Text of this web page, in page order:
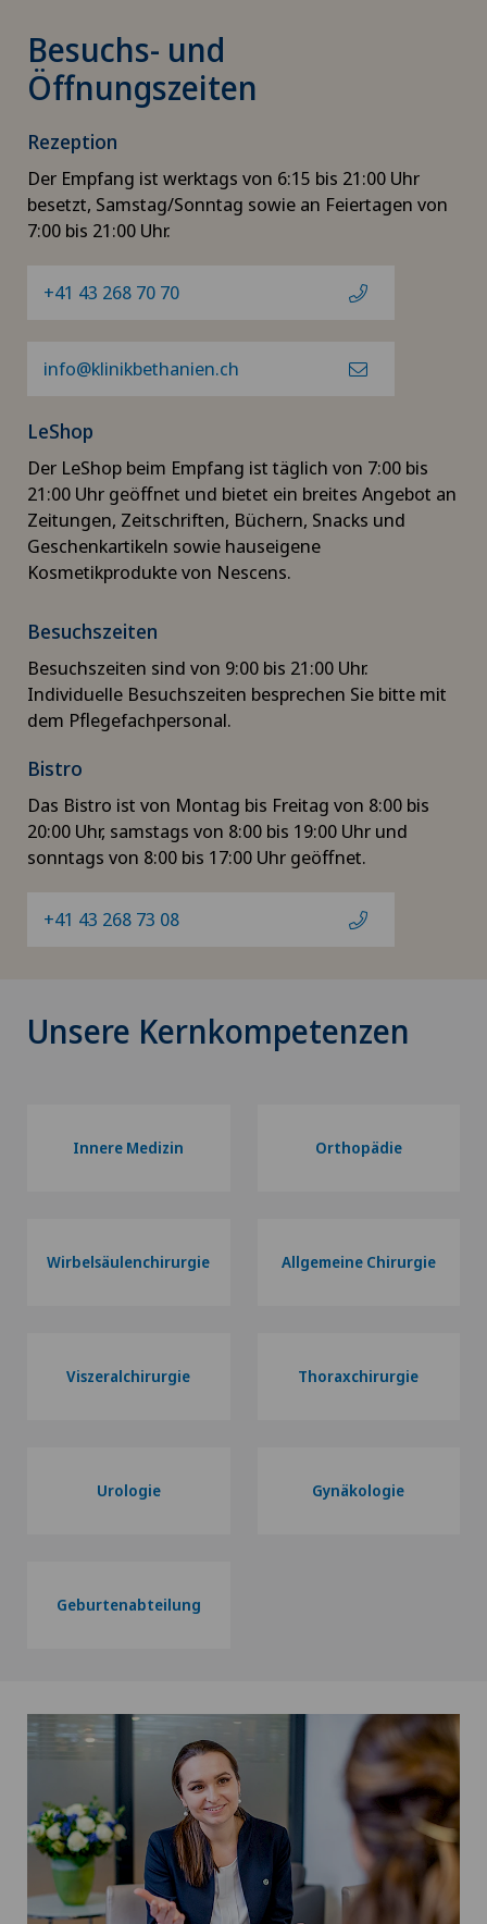
Besuchs- und
Öffnungszeiten
Rezeption
Der Empfang ist werktags von 6:15 bis 21:00 Uhr
besetzt, Samstag/Sonntag sowie an Feiertagen von
7:00 bis 21:00 Uhr.
+41 43 268 70 70
info@klinikbethanien.ch
LeShop
Der LeShop beim Empfang ist täglich von 7:00 bis
21:00 Uhr geöffnet und bietet ein breites Angebot an
Zeitungen, Zeitschriften, Büchern, Snacks und
Geschenkartikeln sowie hauseigene
Kosmetikprodukte von Nescens.
Besuchszeiten
Besuchszeiten sind von 9:00 bis 21:00 Uhr.
Individuelle Besuchszeiten besprechen Sie bitte mit
dem Pflegefachpersonal.
Bistro
Das Bistro ist von Montag bis Freitag von 8:00 bis
20:00 Uhr, samstags von 8:00 bis 19:00 Uhr und
sonntags von 8:00 bis 17:00 Uhr geöffnet.
+41 43 268 73 08
Unsere Kernkompetenzen
Innere Medizin Orthopädie
Wirbelsäulenchirurgie Allgemeine Chirurgie
Viszeralchirurgie Thoraxchirurgie
Urologie Gynäkologie
Geburtenabteilung